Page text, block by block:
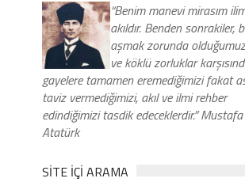
“Benim manevi mirasım
akıldır. Benden sonrakiler,
aşmak zorunda
ve köklü zorluklar
gayelere tamamen eremediğimizi fakat
taviz vermediğimizi, akıl ve ilmi rehber
edindiğimizi tasdik edeceklerdir.”
Atatürk
SITE IÇI ARAMA